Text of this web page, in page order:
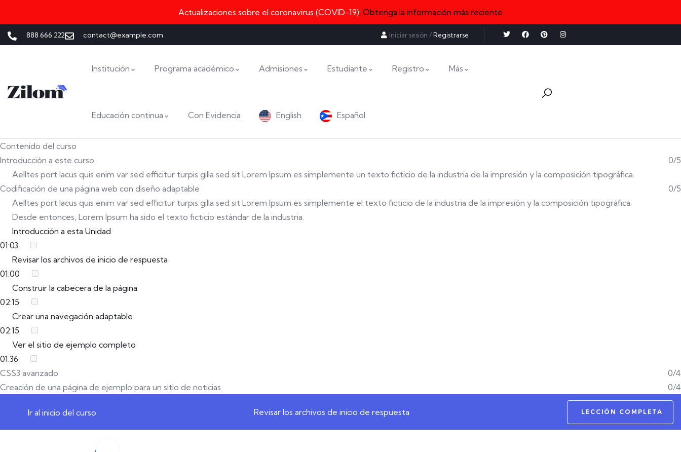
Actualizaciones sobre el coronavirus (COVID-19): Obtenga la información más reciente
888 666 222 contact@example.com Iniciar sesión /Registrarse
Institución Programa académico Admisiones Estudiante Registro Más
Educación continua Con Evidencia English Español
Contenido del curso
Introducción a este curso
Aelltes port lacus quis enim var sed efficitur turpis gilla sed sit Lorem Ipsum es simplemente un texto ficticio de la industria de la impresión y la composición tipográfica.
0/5
Codificación de una página web con diseño adaptable
Aelltes port lacus quis enim var sed efficitur turpis gilla sed sit Lorem Ipsum es simplemente el texto ficticio de la industria de la impresión y la composición tipográfica.
Desde entonces, Lorem Ipsum ha sido el texto ficticio estándar de la industria.
0/5
Introducción a esta Unidad
01:03
Revisar los archivos de inicio de respuesta
01:00
Construir la cabecera de la página
02:15
Crear una navegación adaptable
02:15
Ver el sitio de ejemplo completo
01:36
CSS3 avanzado
0/4
Creación de una página de ejemplo para un sitio de noticias
0/4
Ir al inicio del curso Revisar los archivos de inicio de respuesta LECCIÓN COMPLETA